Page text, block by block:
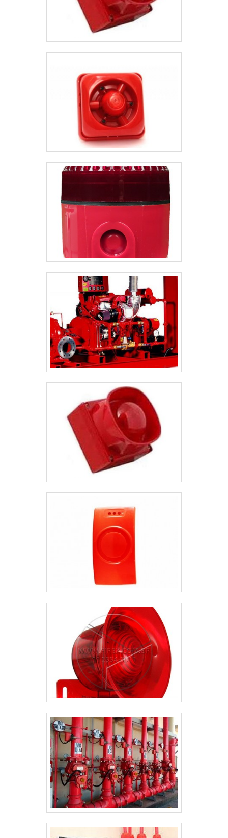
experiência para os clientes
com qualidade. Saiba mais
solicitando um orçamento! .
controle de acesso com
ótima qualidade e
assertividade.Para tal
sucesso, a empresa
competentes e em
equipamentos inovadores.
A Protelt é uma empresa
que tem se destacado no
segmento pela idoneidade
em tudo que faz, fechando
todo o ciclo de entrega com
excelência para seus
parceiros..